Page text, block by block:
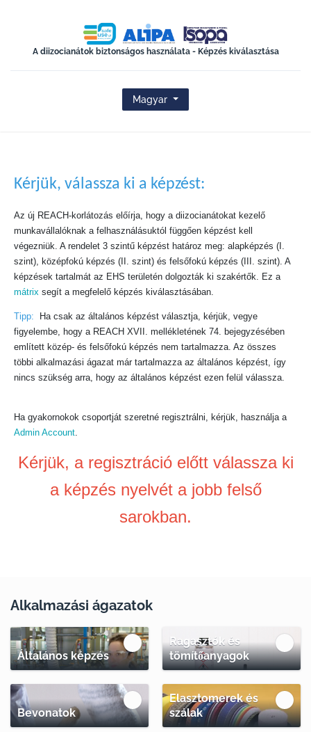
ISOPA-AISBL
A diizocianátok biztonságos használata - Képzés kiválasztása
Magyar
Kérjük, válassza ki a képzést:
Az új REACH-korlátozás előírja, hogy a diizocianátokat kezelő
munkavállalóknak a felhasználásuktól függően képzést kell
végezniük. A rendelet 3 szintű képzést határoz meg: alapképzés (I.
szint), középfokú képzés (II. szint) és felsőfokú képzés (III. szint). A
képzések tartalmát az EHS területén dolgozták ki szakértők. Ez a
mátrix segít a megfelelő képzés kiválasztásában.
Tipp:
Ha csak az általános képzést választja, kérjük, vegye
figyelembe, hogy a REACH XVII. mellékletének 74. bejegyzésében
említett közép- és felsőfokú képzés nem tartalmazza. Az összes
többi alkalmazási ágazat már tartalmazza az általános képzést, így
nincs szükség arra, hogy az általános képzést ezen felül válassza.
Ha gyakornokok csoportját szeretné regisztrálni, kérjük, használja a
Admin Account.
Kérjük, a regisztráció előtt válassza ki
a képzés nyelvét a jobb felső
sarokban.
Alkalmazási ágazatok
Általános képzés
Ragasztók és
tömítőanyagok
Bevonatok
Elasztomerek és
szálak